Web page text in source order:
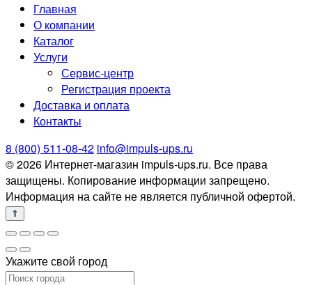
Главная
О компании
Каталог
Услуги
Сервис-центр
Регистрация проекта
Доставка и оплата
Контакты
8 (800) 511-08-42 info@impuls-ups.ru
© 2026 Интернет-магазин impuls-ups.ru. Все права
защищены. Копирование информации запрещено.
Информация на сайте не является публичной офертой.
Укажите свой город